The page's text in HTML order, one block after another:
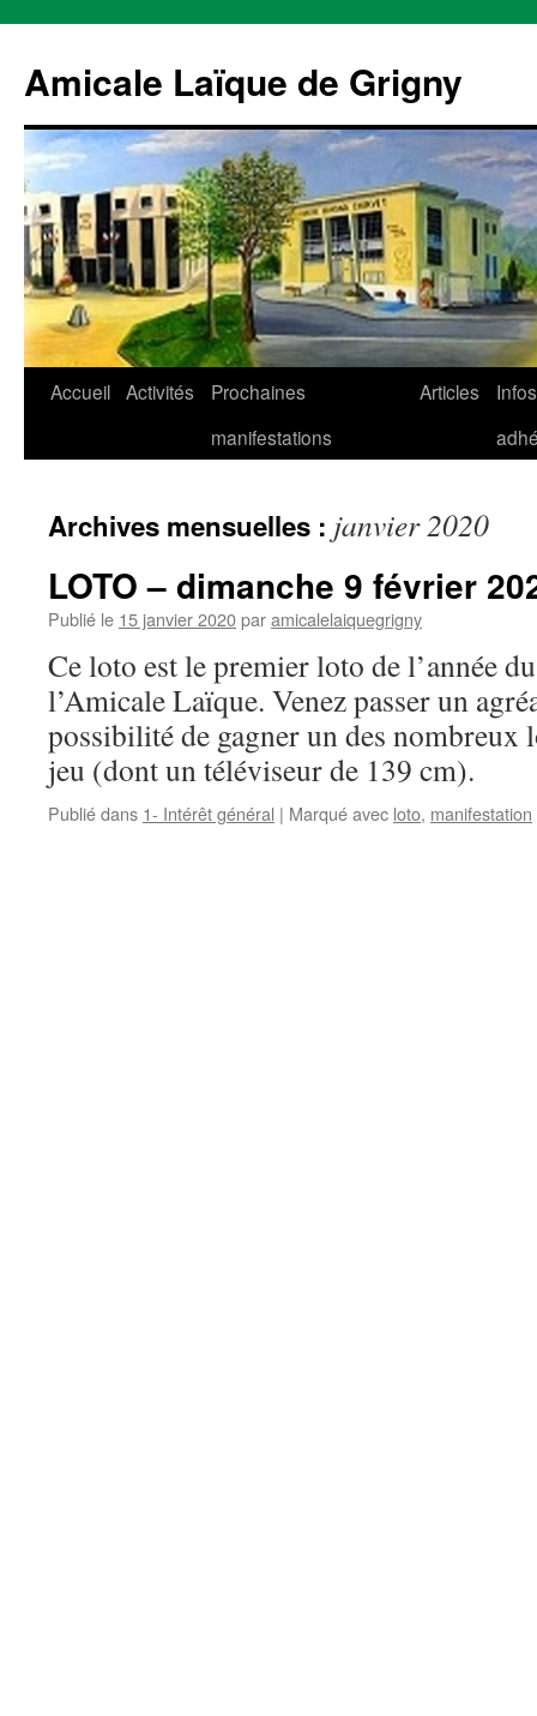
contenu
Amicale Laïque de Grigny
Accueil Activités
Prochaines
manifestations
Articles
Infos
Archives mensuelles : janvier 2020
LOTO – dimanche 9 février
Publié le 15 janvier 2020paramicalelaiquegrigny
Ce loto est le premier loto de l’année
l’Amicale Laïque. Venez passer un
possibilité de gagner un des nombreux
jeu (dont un téléviseur de 139 cm).
Publié dans 1- Intérêt général | Marqué avec loto, manifestation